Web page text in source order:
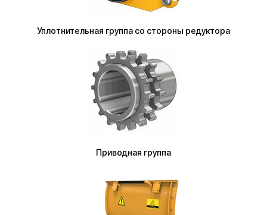
Уплотнительная группа со стороны редуктора
Приводная группа